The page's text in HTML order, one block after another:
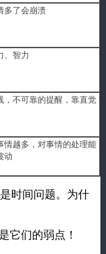
多了会崩溃
、智力
，不可靠的提醒，靠直觉
情越多，对事情的处理能
动
时间问题。为什
它们的弱点！